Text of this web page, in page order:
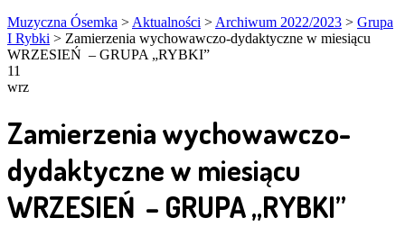
Muzyczna Ósemka > Aktualności > Archiwum 2022/2023 > Grupa
I Rybki > Zamierzenia wychowawczo-dydaktyczne w miesiącu
WRZESIEŃ – GRUPA „RYBKI”
11
wrz
Zamierzenia wychowawczo-
dydaktyczne w miesiącu
WRZESIEŃ – GRUPA „RYBKI”